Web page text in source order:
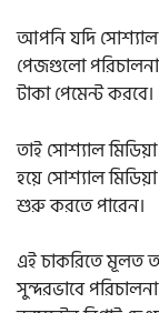
আপনি যদি সোশ্যাল
পেজগুলো
টাকা পেমেন্ট করবে।
তাই সোশ্যাল
হয়ে সোশ্যাল
শুরু করতে পারেন।
এই চাকরিতে মূলত
সুন্দরভাবে